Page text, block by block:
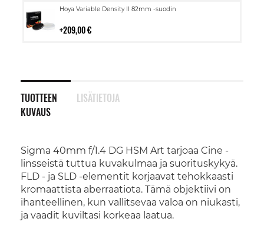
Hoya Variable Density II 82mm -suodin
209,00 €
Lisää
TUOTTEEN
KUVAUS
Sigma 40mm f/1.4 DG HSM Art tarjoaa Cine -
linsseistä tuttua kuvakulmaa ja suorituskykyä.
FLD - ja SLD -elementit korjaavat tehokkaasti
kromaattista aberraatiota. Tämä objektiivi on
ihanteellinen, kun vallitsevaa valoa on niukasti,
ja vaadit kuviltasi korkeaa laatua.
LISÄTIETOJA